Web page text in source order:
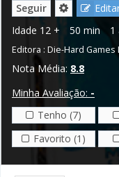
Seguir
Idade 12 + 50 min 1
Editora : Die-Hard Games
Nota Média: 8.8
Minha Avaliação: -
Tenho (7)
Favorito (1)